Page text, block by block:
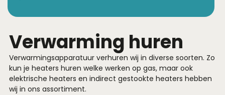
Verwarming huren
Verwarmingsapparatuur verhuren wij in diverse soorten. Zo
kun je heaters huren welke werken op gas, maar ook
elektrische heaters en indirect gestookte heaters hebben
wij in ons assortiment.